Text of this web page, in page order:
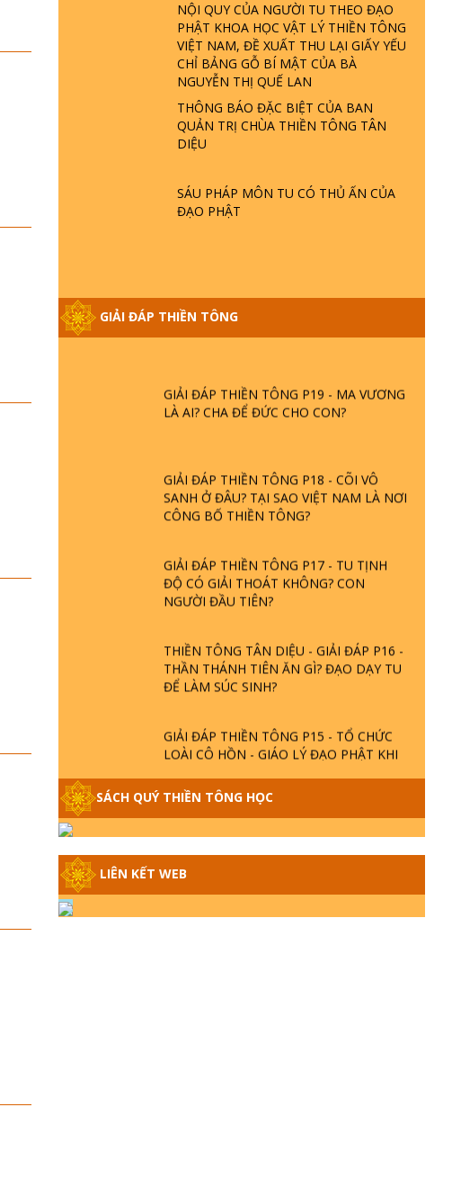
NỘI QUY CỦA NGƯỜI TU THEO ĐẠO
PHẬT KHOA HỌC VẬT LÝ THIỀN TÔNG
VIỆT NAM, ĐỀ XUẤT THU LẠI GIẤY YẾU
CHỈ BẢNG GỖ BÍ MẬT CỦA BÀ
NGUYỄN THỊ QUẾ LAN
THÔNG BÁO ĐẶC BIỆT CỦA BAN
QUẢN TRỊ CHÙA THIỀN TÔNG TÂN
DIỆU
SÁU PHÁP MÔN TU CÓ THỦ ẤN CỦA
ĐẠO PHẬT
GIẢI ĐÁP THIỀN TÔNG
GIẢI ĐÁP THIỀN TÔNG ĐẶC BIỆT P22 -
TẠI SAO TRÁI ĐẤT NHIỀU THIÊN TAI - LŨ
LỤT - HỎA HOẠN | TTTD
GIẢI ĐÁP THIỀN TÔNG ĐẶC BIỆT P21 -
TẠI SAO ĐỨC PHẬT BƯỚC ĐI 7 BƯỚC
GIẢI ĐÁP VỀ LỄ TIỄN THIỀN TÔNG SƯ
GIẢI ĐÁP THIỀN TÔNG ĐẶC BIỆT PHẦN
20 - BÁC NGUYỄN NHÂN LÀ AI? PHIỀN
NÃO DO ĐÂU MÀ CÓ?
GIẢI ĐÁP THIỀN TÔNG P19 - MA VƯƠNG
LÀ AI? CHA ĐỂ ĐỨC CHO CON?
GIẢI ĐÁP THIỀN TÔNG P18 - CÕI VÔ
SANH Ở ĐÂU? TẠI SAO VIỆT NAM LÀ NƠI
CÔNG BỐ THIỀN TÔNG?
GIẢI ĐÁP THIỀN TÔNG P17 - TU TỊNH
ĐỘ CÓ GIẢI THOÁT KHÔNG? CON
NGƯỜI ĐẦU TIÊN?
THIỀN TÔNG TÂN DIỆU - GIẢI ĐÁP P16 -
THẦN THÁNH TIÊN ĂN GÌ? ĐẠO DẠY TU
ĐỂ LÀM SÚC SINH?
GIẢI ĐÁP THIỀN TÔNG P15 - TỔ CHỨC
LOÀI CÔ HỒN - GIÁO LÝ ĐẠO PHẬT KHI
NÀO XUẤT BẢN
GIẢI ĐÁP THIỀN TÔNG ĐẶC BIỆT - P14 -
GIẢI ĐÁP THIỀN TÔNG ĐẶC BIỆT - P13 -
CON NGƯỜI TU THÀNH PHẬT ĐƯỢC
SÁCH QUÝ THIỀN TÔNG HỌC
LIÊN KẾT WEB